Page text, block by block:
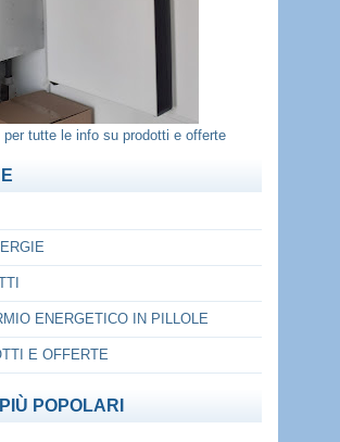
per tutte le info su prodotti e offerte
ENERGETICO IN PILLOLE
E OFFERTE
POPOLARI